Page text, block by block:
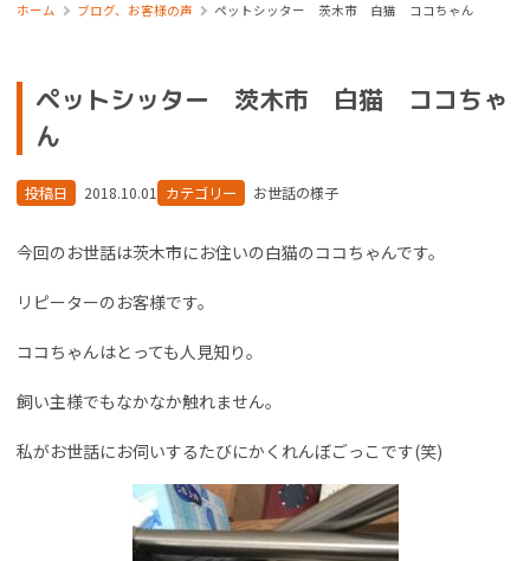
ホーム ブログ、お客様の声 ペットシッター 茨木市 白猫 ココちゃん
ペットシッター 茨木市 白猫 ココちゃ
ん
投稿日 2018.10.01 カテゴリー お世話の様子
今回のお世話は茨木市にお住いの白猫のココちゃんです。
リピーターのお客様です。
ココちゃんはとっても人見知り。
飼い主様でもなかなか触れません。
私がお世話にお伺いするたびにかくれんぼごっこです(笑)